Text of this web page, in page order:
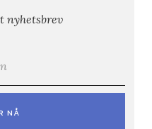
nyhetsbrev